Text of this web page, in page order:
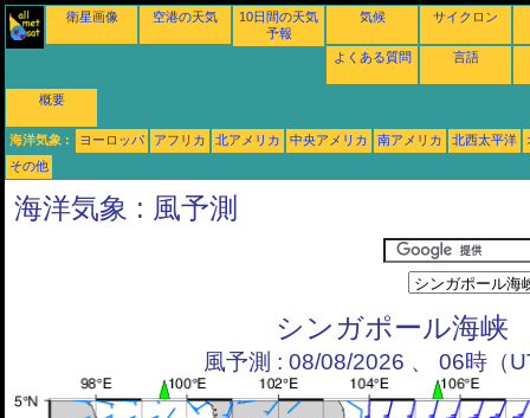
衛星画像 空港の天気
10日間の天気
予報
気候 サイクロン
よくある質問 言語
概要
海洋気象 : ヨーロッパ アフリカ 北アメリカ 中央アメリカ 南アメリカ 北西太平洋
その他
海洋気象 : 風予測
シンガポール海峡
風予測 : 08/08/2026 、 06時（